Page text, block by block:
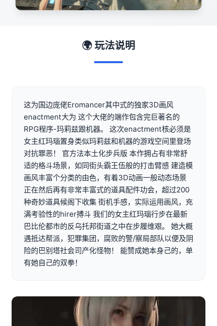
🌍 玩法说明
这为国边庞佬Eromancer其中式的独家3D画风
enactment大为 这个大佬的端作包含完巨著名的
RPG程序-玛莉兹跟机器。 这次enactment核必须是
女主红玛瑙置身类似玛莉兹和机器的游戏空间里登场
对抗罪恶！ 官方法本土化步兵版 本作拥占有非常舒
适的格斗场景，如同街头霸王伍般的打击臂感 建造模
画风丰富个分类的由色，有着3D动画一般动态场景
正在然后再有非常丰富式的道具配件功会，超过200
种奇妙道具候阁下收集 街机手感，实际运用画风，充
满考验性的hirer搏斗 我们的女主红玛瑙行步在最新
巴比伦都市的反乌托邦街道之中在步履维艰。 她大概
遇抵达帮派，犯罪集团，腐败的警/察局部队以便及阴
险的巴别塔社会司产化怪物！ 能赞成她本身己的，单
有她自己的双拳！